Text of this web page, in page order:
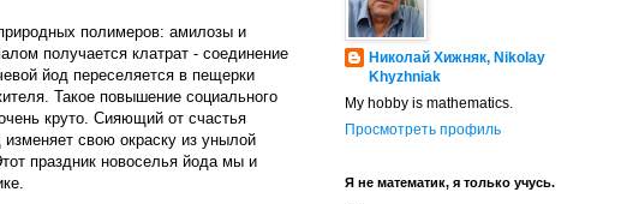
полимеров: амилозы и
получается клатрат - соединение
йод переселяется в пещерки
Такое повышение социального
круто. Сияющий от счастья
свою окраску из унылой
праздник новоселья йода мы и
Николай Хижняк, Nikolay
Khyzhniak
My hobby is mathematics.
Просмотреть профиль
Я не математик, я только учусь.